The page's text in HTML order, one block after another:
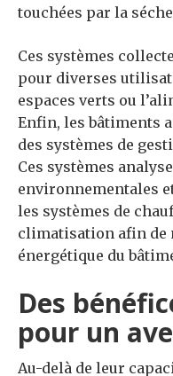
touchées par la
Ces systèmes
pour diverses
espaces verts ou
Enfin, les bâtiments
des systèmes de
Ces systèmes
environnementales
les systèmes de
climatisation afin de
énergétique du
Des
pour un
Au-delà de leur